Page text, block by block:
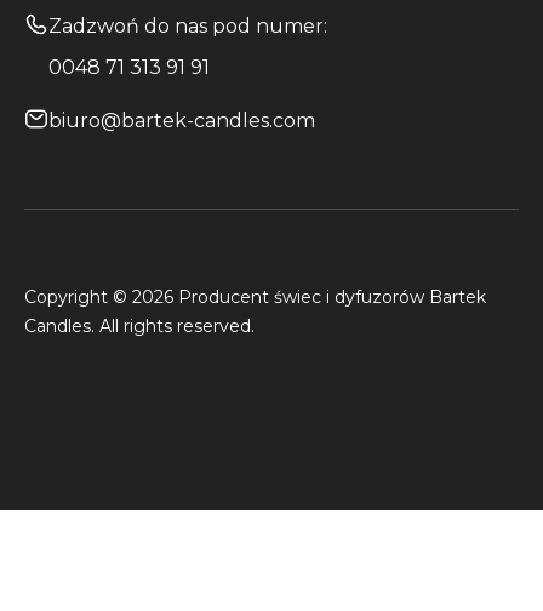
Zadzwoń do nas pod numer:
0048 71 313 91 91
biuro@bartek-candles.com
Copyright © 2026 Producent świec i dyfuzorów Bartek
Candles. All rights reserved.